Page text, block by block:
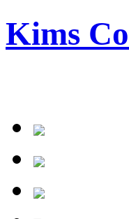
Kims